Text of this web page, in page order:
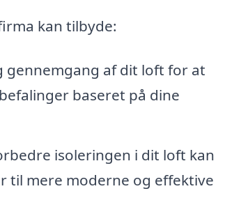
kan tilbyde:
gennemgang af dit loft for at
baseret på dine
isoleringen i dit loft kan
til mere moderne og effektive